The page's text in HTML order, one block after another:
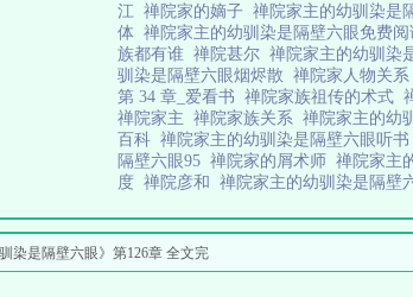
江 禅院家的嫡子 禅院家主的幼驯染是
体 禅院家主的幼驯染是隔壁六眼免费阅
族都有谁 禅院甚尔 禅院家主的幼驯染
驯染是隔壁六眼烟烬散 禅院家人物关系
第 34 章_爱看书 禅院家族祖传的术式
禅院家主 禅院家族关系 禅院家主的幼
百科 禅院家主的幼驯染是隔壁六眼听书
隔壁六眼95 禅院家的屑术师 禅院家主
度 禅院彦和 禅院家主的幼驯染是隔壁
染是隔壁六眼》第126章 全文完